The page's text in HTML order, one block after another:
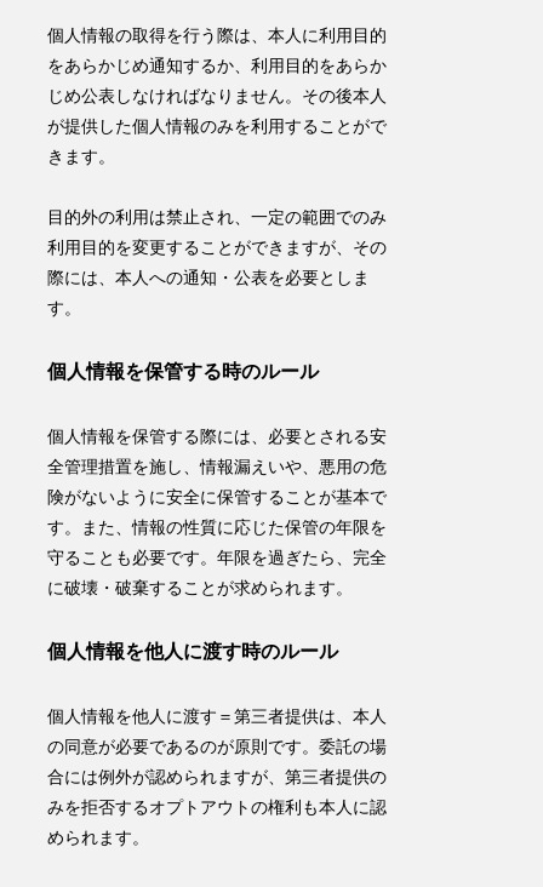
個人情報の取得を行う際は、本人に利用目的
をあらかじめ通知するか、利用目的をあらか
じめ公表 しなければなりません。その後本人
が提供した個人情報のみを利用することがで
きます。
目的外の利用は禁止され、一定の範囲でのみ
利用目的を変更することができますが、その
際には、本人への通知・公表を必要としま
す。
個人情報を保管する時のルール
個人情報を保管する際には、必要とされる安
全管理措置を施し、情報漏えいや、悪用の危
険がないように安全に保管することが基本で
す 。また、情報の性質に応じた保管の年限を
守ることも必要です。年限を過ぎたら、完全
に破壊・破棄することが求められます。
個人情報を他人に渡す時のルール
個人情報を他人に渡す＝第三者提供は、本人
の同意が必要であるのが原則です。委託の場
合には例外が認められますが、第三者提供の
みを拒否するオプトアウトの権利も本人に認
められます。